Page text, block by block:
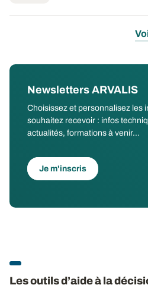
Newsletters ARVALIS
Choisissez et personnalisez les
souhaitez recevoir : infos
actualités, formations à venir...
Je m'inscris
Les outils d’aide à la